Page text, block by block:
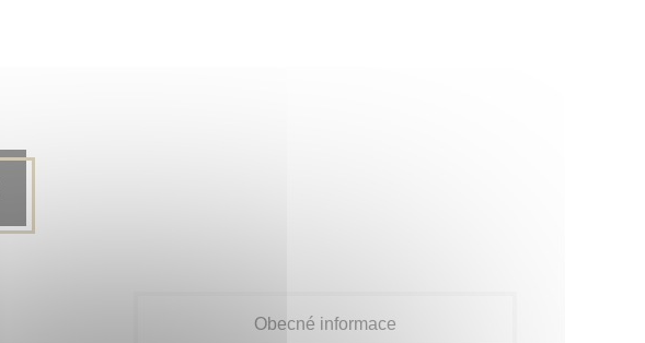
Obecné informace